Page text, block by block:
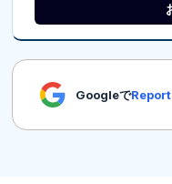
Googleで